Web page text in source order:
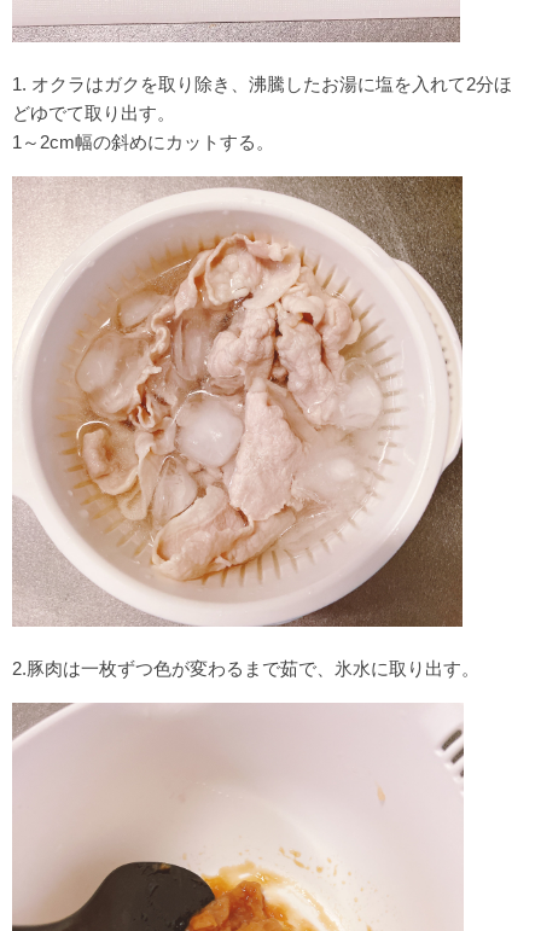
1. オクラはガクを取り除き、 沸騰したお湯に塩を入れて2分ほ
どゆでて取り出す。
1～2cm幅の斜めにカットする。
2.豚肉は一枚ずつ色が変わるまで茹で、氷水に取り出す。